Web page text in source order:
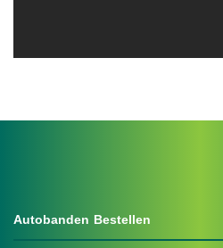
Autobanden Bestellen